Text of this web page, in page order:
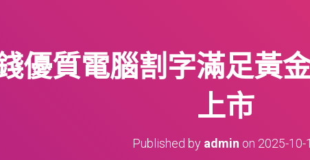
優質電腦割字滿足黃
上市
Published by admin on 2025-10-